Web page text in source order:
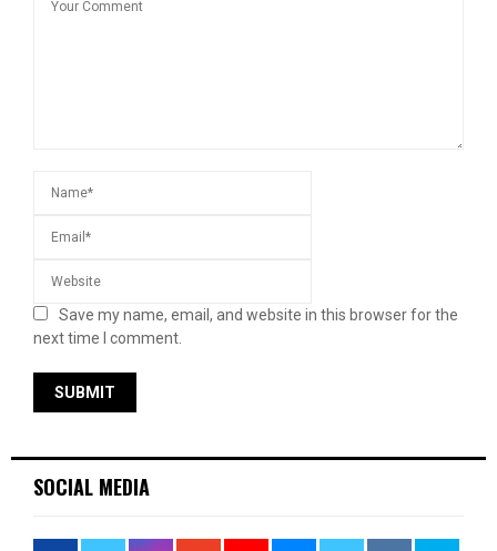
Save my name, email, and website in this browser for the
next time I comment.
SOCIAL MEDIA